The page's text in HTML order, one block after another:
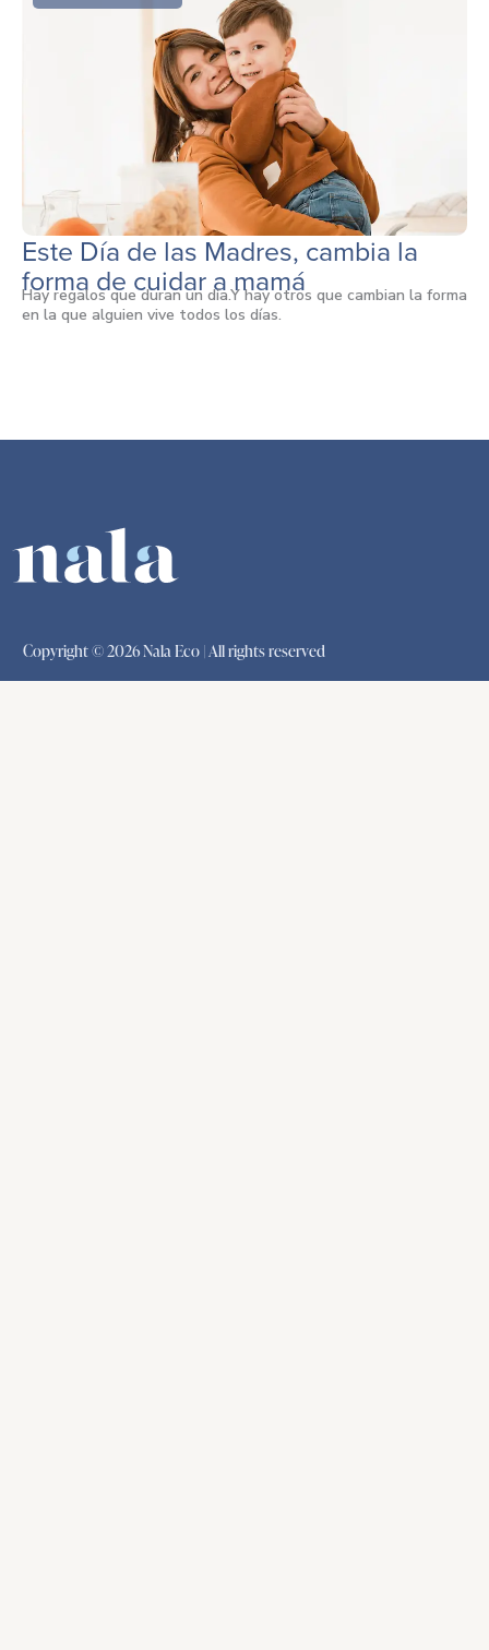
Este Día de las Madres, cambia la
forma de cuidar a mamá
Hay regalos que duran un día.Y hay otros que cambian la forma
en la que alguien vive todos los días.
Copyright © 2026 Nala Eco | All rights reserved